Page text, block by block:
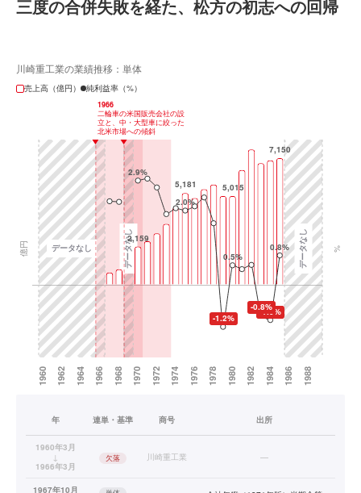
三度の合併失敗を経た、松方の初志への回帰
川崎重工業の業績推移：単体
売上高（億円）
純利益率（%）
年 連単・基準 商号 出所
1960年3月
↓
1966年3月
欠落 川崎重工業 —
1967年10月